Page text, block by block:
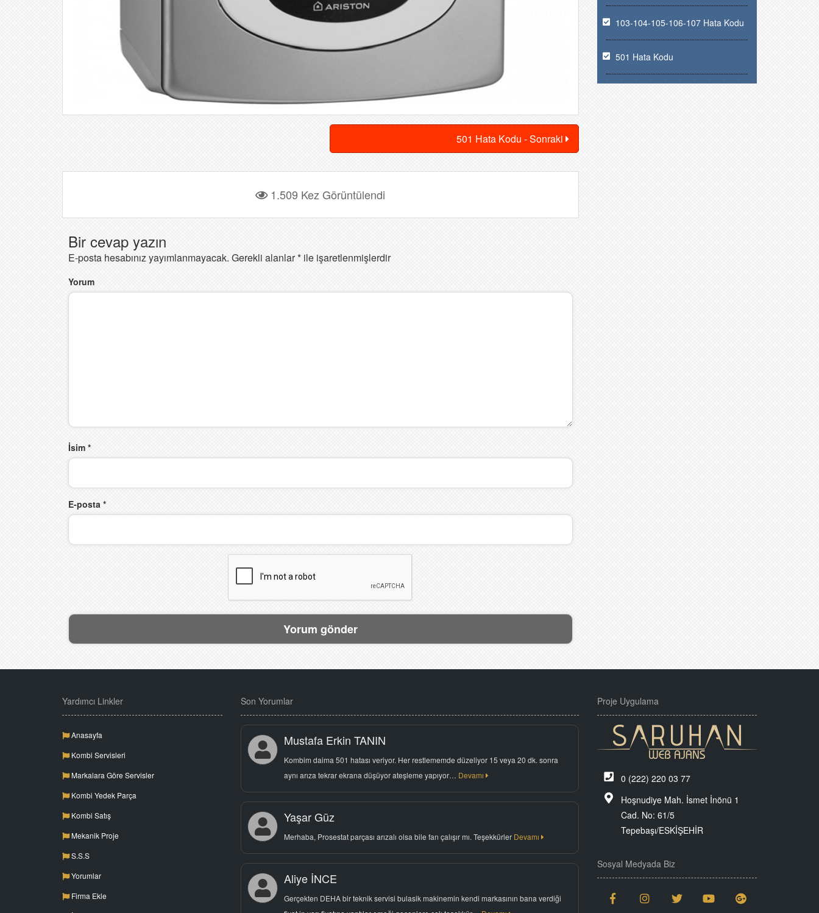
501 Hata Kodu - Sonraki
1.509 Kez Görüntülendi
Bir cevap yazın
E-posta hesabınız yayımlanmayacak. Gerekli alanlar* ile işaretlenmişlerdir
Yorum
İsim *
E-posta *
103-104-105-106-107 Hata Kodu
501 Hata Kodu
Yardımcı Linkler
Anasayfa
Kombi Servisleri
Markalara Göre Servisler
Kombi Yedek Parça
Kombi Satış
Mekanik Proje
S.S.S
Yorumlar
Firma Ekle
Son Yorumlar
Mustafa Erkin TANIN
Kombim daima 501 hatası veriyor. Her restlememde düzeliyor 15 veya 20 dk. sonra
aynı arıza tekrar ekrana düşüyor ateşleme yapıyor… Devamı
Yaşar Güz
Merhaba, Prosestat parçası arızalı olsa bile fan çalışır mı. Teşekkürler Devamı
Aliye İNCE
Gerçekten DEHA bir teknik servisi bulasik makinemin kendi markasının bana verdiği
Proje Uygulama
0 (222) 220 03 77
Hoşnudiye Mah. İsmet İnönü 1
Cad. No: 61/5
Tepebaşı/ESKİŞEHİR
Sosyal Medyada Biz